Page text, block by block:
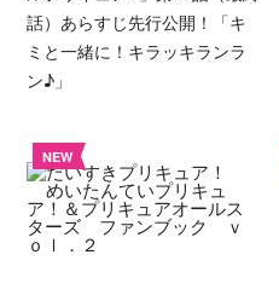
話）あらすじ先行公開！「キ
ミと一緒に！キラッキランラ
ン♪」
NEW